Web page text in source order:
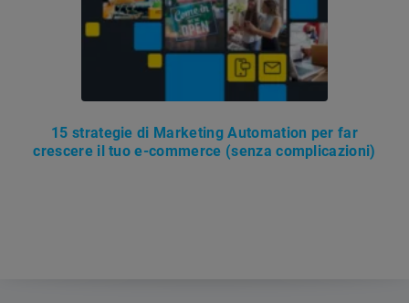
15 strategie di Marketing Automation per far
crescere il tuo e-commerce (senza complicazioni)